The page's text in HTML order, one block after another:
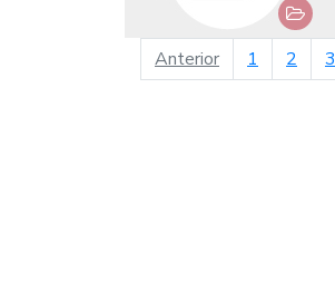
Anteriorpágina anterior
1 2 3